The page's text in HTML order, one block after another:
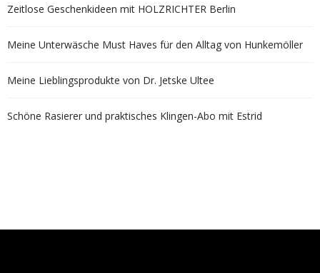
Zeitlose Geschenkideen mit HOLZRICHTER Berlin
Meine Unterwäsche Must Haves für den Alltag von Hunkemöller
Meine Lieblingsprodukte von Dr. Jetske Ultee
Schöne Rasierer und praktisches Klingen-Abo mit Estrid